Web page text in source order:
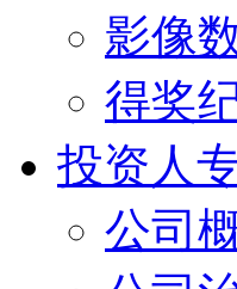
影像
得奖
投资人
公司